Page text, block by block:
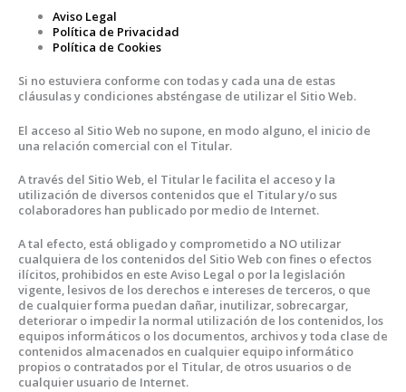
Aviso Legal
Política de Privacidad
Política de Cookies
Si no estuviera conforme con todas y cada una de estas
cláusulas y condiciones absténgase de utilizar el Sitio Web.
El acceso al Sitio Web no supone, en modo alguno, el inicio de
una relación comercial con el Titular.
A través del Sitio Web, el Titular le facilita el acceso y la
utilización de diversos contenidos que el Titular y/o sus
colaboradores han publicado por medio de Internet.
A tal efecto, está obligado y comprometido a NO utilizar
cualquiera de los contenidos del Sitio Web con fines o efectos
ilícitos, prohibidos en este Aviso Legal o por la legislación
vigente, lesivos de los derechos e intereses de terceros, o que
de cualquier forma puedan dañar, inutilizar, sobrecargar,
deteriorar o impedir la normal utilización de los contenidos, los
equipos informáticos o los documentos, archivos y toda clase de
contenidos almacenados en cualquier equipo informático
propios o contratados por el Titular, de otros usuarios o de
cualquier usuario de Internet.